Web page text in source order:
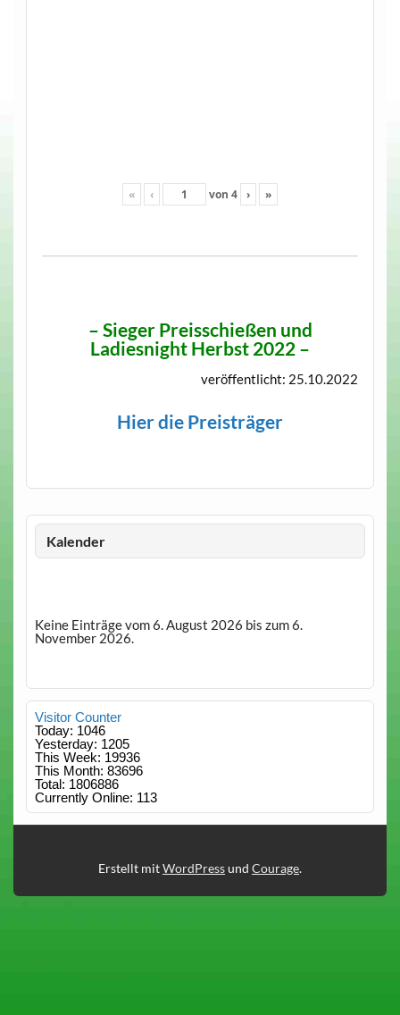
« ‹ von 4 › »
– Sieger Preisschießen und
Ladiesnight Herbst 2022 –
veröffentlicht: 25.10.2022
Hier die Preisträger
Kalender
Keine Einträge vom 6. August 2026 bis zum 6.
November 2026.
Visitor Counter
Today: 1046
Yesterday: 1205
This Week: 19936
This Month: 83696
Total: 1806886
Currently Online: 113
Erstellt mitWordPressund Courage.